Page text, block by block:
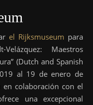
el Rijksmuseum para
Maestros
(Dutch and Spanish
al 19 de enero de
en colaboración con el
una excepcional